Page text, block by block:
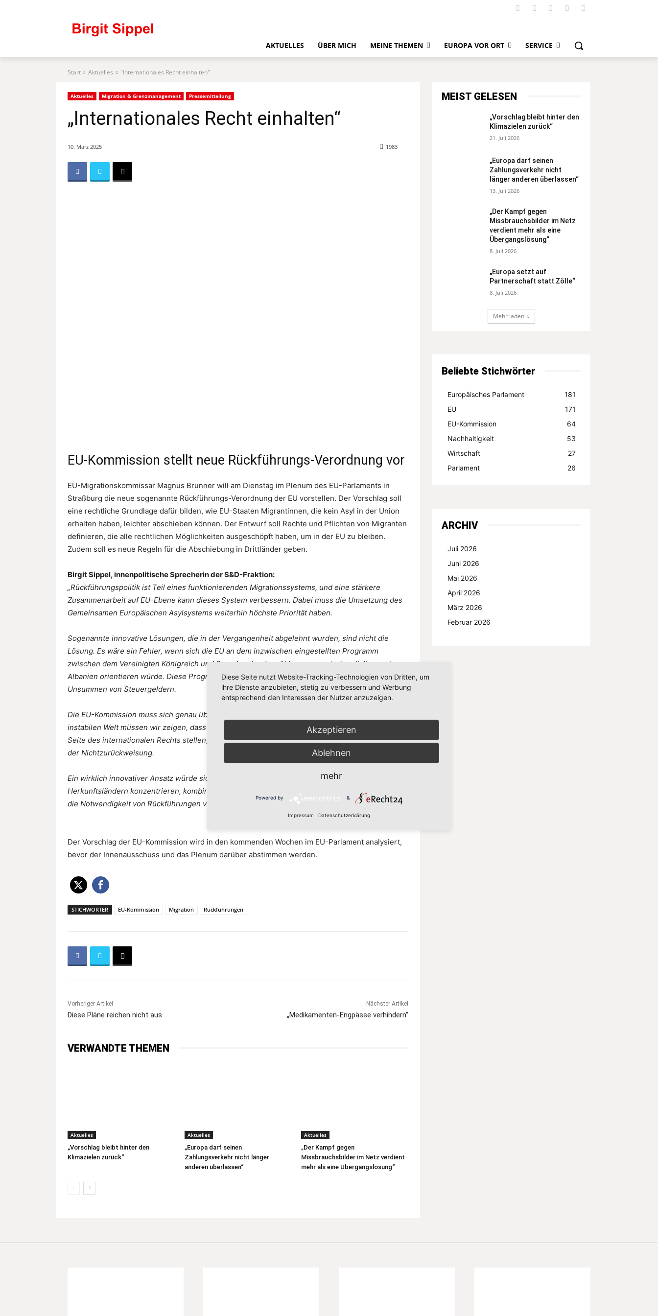
AKTUELLES ÜBER MICH MEINE THEMEN EUROPA VOR ORT SERVICE
Start Aktuelles "Internationales Recht einhalten"
Aktuelles Migration & Grenzmanagement Pressemitteilung
„Internationales Recht einhalten“
10. März 2025 1983
EU-Kommission stellt neue Rückführungs-Verordnung vor
EU-Migrationskommissar Magnus Brunner will am Dienstag im Plenum des EU-Parlaments in
Straßburg die neue sogenannte Rückführungs-Verordnung der EU vorstellen. Der Vorschlag soll
eine rechtliche Grundlage dafür bilden, wie EU-Staaten Migrantinnen, die kein Asyl in der Union
erhalten haben, leichter abschieben können. Der Entwurf soll Rechte und Pflichten von Migranten
definieren, die alle rechtlichen Möglichkeiten ausgeschöpft haben, um in der EU zu bleiben.
Zudem soll es neue Regeln für die Abschiebung in Drittländer geben.
Birgit Sippel, innenpolitische Sprecherin der S&D-Fraktion:
„Rückführungspolitik ist Teil eines funktionierenden Migrationssystems, und eine stärkere
Zusammenarbeit auf EU-Ebene kann dieses System verbessern. Dabei muss die Umsetzung des
Gemeinsamen Europäischen Asylsystems weiterhin höchste Priorität haben.
Sogenannte innovative Lösungen, die in der Vergangenheit abgelehnt wurden, sind nicht die
Lösung. Es wäre ein Fehler, wenn sich die EU an dem inzwischen eingestellten Programm
zwischen dem Vereinigten Königreich und Ruanda oder dem Abkommen zwischen Italien und
Albanien orientieren würde. Diese Programme sind rechtlich fragwürdig und verschwenden
Unsummen von Steuergeldern.
Die EU-Kommission muss sich genau überlegen, welche Botschaft sie aussendet. In einer
instabilen Welt müssen wir zeigen, dass wir zu unseren Grundwerten stehen und uns auf die
Seite des internationalen Rechts stellen, einschließlich des Rechts auf Asyl und des Grundsatzes
der Nichtzurückweisung.
Ein wirklich innovativer Ansatz würde sich auf eine nachhaltige Zusammenarbeit mit den
Herkunftsländern konzentrieren, kombiniert mit verbesserten legalen Einreisemöglichkeiten, um
die Notwendigkeit von Rückführungen von vornherein zu reduzieren.“
Der Vorschlag der EU-Kommission wird in den kommenden Wochen im EU-Parlament analysiert,
bevor der Innenausschuss und das Plenum darüber abstimmen werden.
STICHWÖRTER EU-Kommission Migration Rückführungen
Vorheriger Artikel
Diese Pläne reichen nicht aus
Nächster Artikel
„Medikamenten-Engpässe verhindern“
VERWANDTE THEMEN
Aktuelles
„Vorschlag bleibt hinter den
Klimazielen zurück“
Aktuelles
„Europa darf seinen
Zahlungsverkehr nicht länger
anderen überlassen“
Aktuelles
„Der Kampf gegen
Missbrauchsbilder im Netz verdient
mehr als eine Übergangslösung“
MEIST GELESEN
„Vorschlag bleibt hinter den
Klimazielen zurück“
21. Juli 2026
„Europa darf seinen
Zahlungsverkehr nicht
länger anderen überlassen“
13. Juli 2026
„Der Kampf gegen
Missbrauchsbilder im Netz
verdient mehr als eine
Übergangslösung“
8. Juli 2026
„Europa setzt auf
Partnerschaft statt Zölle“
8. Juli 2026
Mehr laden
Beliebte Stichwörter
Europäisches Parlament
181
EU
171
EU-Kommission
64
Nachhaltigkeit
53
Wirtschaft
27
Parlament
26
ARCHIV
Juli 2026
Juni 2026
Mai 2026
April 2026
März 2026
Februar 2026
Diese Seite nutzt Website-Tracking-Technologien von Dritten, um
ihre Dienste anzubieten, stetig zu verbessern und Werbung
entsprechend den Interessen der Nutzer anzuzeigen.
Akzeptieren
Ablehnen
mehr
Powered by &
Impressum Datenschutzerklärung